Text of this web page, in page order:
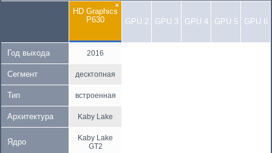
×
HD Graphics
P630
GPU 2 GPU 3 GPU 4 GPU 5 GPU 6
Год выхода 2016
Сегмент десктопная
Тип встроенная
Архитектура Kaby Lake
Ядро
Kaby Lake
GT2